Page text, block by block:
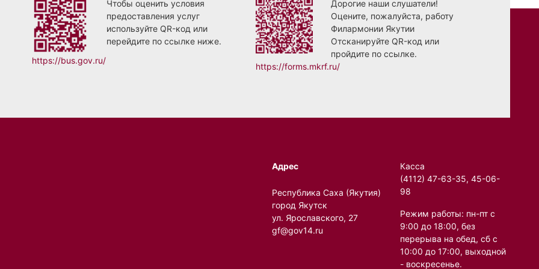
Чтобы оценить условия
предоставления услуг
используйте QR-код или
перейдите по ссылке ниже.
https://bus.gov.ru/
Дорогие наши слушатели!
Оцените, пожалуйста, работу
Филармонии Якутии
Отсканируйте QR-код или
пройдите по ссылке.
https://forms.mkrf.ru/
Адрес
Республика Саха (Якутия)
город Якутск
ул. Ярославского, 27
gf@gov14.ru
Касса
(4112) 47-63-35, 45-06-
98
Режим работы: пн-пт с
9:00 до 18:00, без
перерыва на обед, сб с
10:00 до 17:00, выходной
- воскресенье.